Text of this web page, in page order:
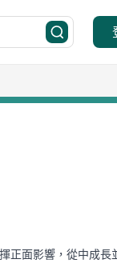
正面影響，從中成長